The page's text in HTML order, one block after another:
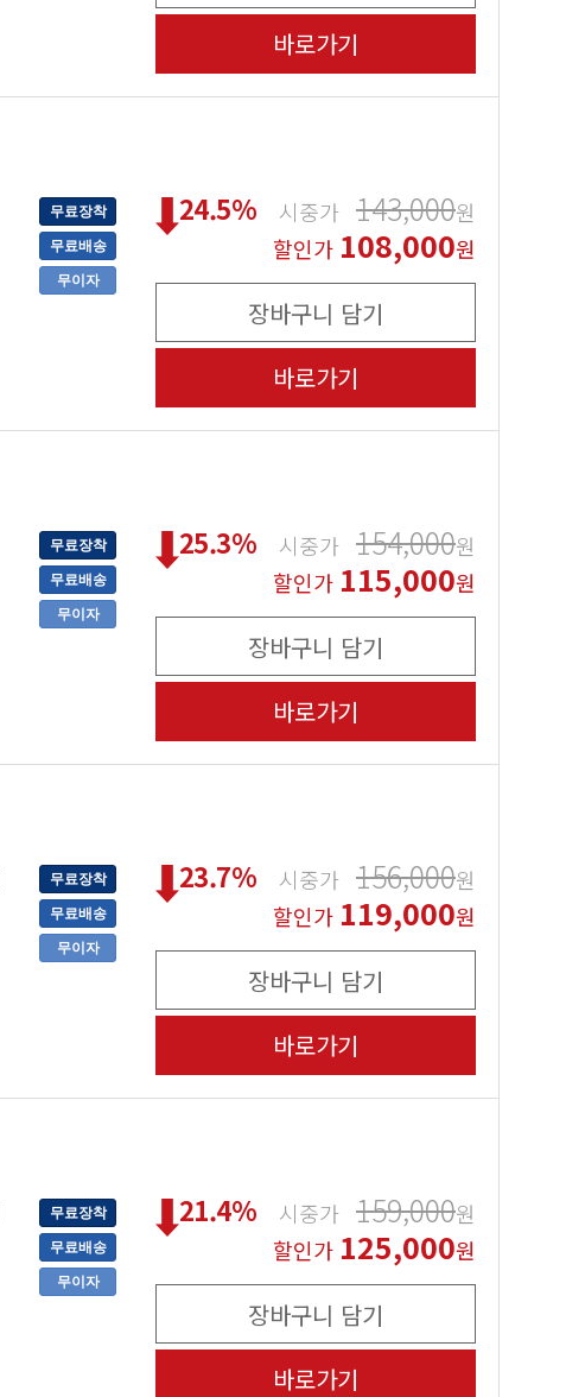
바로가기
무료장착
무료배송
무이자
24.5% 시중가 143,000원
할인가 108,000원
장바구니 담기
바로가기
무료장착
무료배송
무이자
25.3% 시중가 154,000원
할인가 115,000원
장바구니 담기
바로가기
무료장착
무료배송
무이자
23.7% 시중가 156,000원
할인가 119,000원
장바구니 담기
바로가기
무료장착
무료배송
무이자
21.4% 시중가 159,000원
할인가 125,000원
장바구니 담기
바로가기